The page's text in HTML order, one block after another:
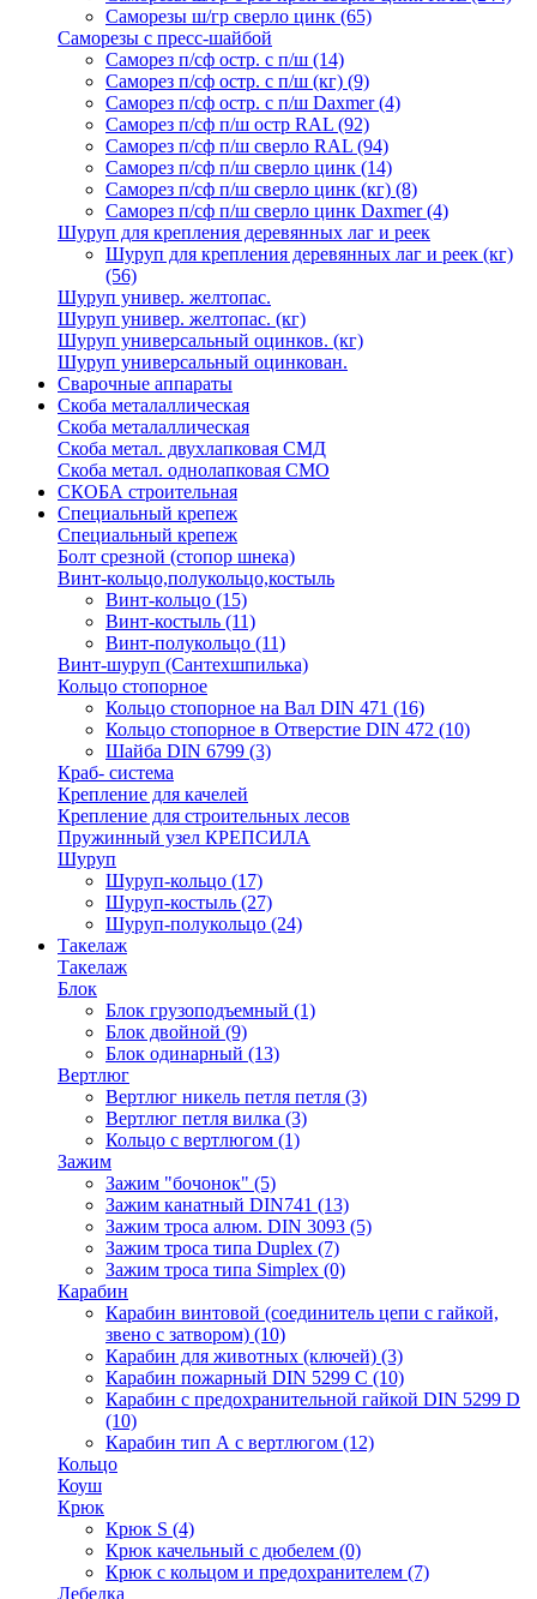
Саморезы ш/гр сверло цинк (65)
Саморезы с пресс-шайбой
Саморез п/сф остр. с п/ш (14)
Саморез п/сф остр. с п/ш (кг) (9)
Саморез п/сф остр. с п/ш Daxmer(4)
Саморез п/сф п/ш остр RAL (92)
Саморез п/сф п/ш сверло RAL (94)
Саморез п/сф п/ш сверло цинк (14)
Саморез п/сф п/ш сверло цинк (кг) (8)
Саморез п/сф п/ш сверло цинк Daxmer(4)
Шуруп для крепления деревянных лаг и реек
Шуруп для крепления деревянных лаг и реек (кг)
(56)
Шуруп универ. желтопас.
Шуруп универ. желтопас. (кг)
Шуруп универсальный оцинков. (кг)
Шуруп универсальный оцинкован.
Сварочные аппараты
Скоба металаллическая
Скоба металаллическая
Скоба метал. двухлапковая СМД
Скоба метал. однолапковая СМО
СКОБА строительная
Специальный крепеж
Специальный крепеж
Болт срезной (стопор шнека)
Винт-кольцо,полукольцо,костыль
Винт-кольцо (15)
Винт-костыль (11)
Винт-полукольцо (11)
Винт-шуруп (Сантехшпилька)
Кольцо стопорное
Кольцо cтопорное на Вал DIN 471 (16)
Кольцо стопорное в Отверстие DIN 472 (10)
Шайба DIN 6799 (3)
Краб- система
Крепление для качелей
Крепление для строительных лесов
Пружинный узел КРЕПСИЛА
Шуруп
Шуруп-кольцо (17)
Шуруп-костыль (27)
Шуруп-полукольцо (24)
Такелаж
Такелаж
Блок
Блок грузоподъемный (1)
Блок двойной (9)
Блок одинарный (13)
Вертлюг
Вертлюг никель петля петля (3)
Вертлюг петля вилка (3)
Кольцо с вертлюгом (1)
Зажим
Зажим "бочонок" (5)
Зажим канатный DIN741 (13)
Зажим троса алюм. DIN 3093 (5)
Зажим троса типа Duplex (7)
Зажим троса типа Simplex (0)
Карабин
Карабин винтовой (соединитель цепи с гайкой,
звено с затвором) (10)
Карабин для животных (ключей) (3)
Карабин пожарный DIN 5299 C (10)
Карабин с предохранительной гайкой DIN 5299 D
(10)
Карабин тип А с вертлюгом (12)
Кольцо
Коуш
Крюк
Крюк S (4)
Крюк качельный с дюбелем (0)
Крюк с кольцом и предохранителем (7)
Лебедка